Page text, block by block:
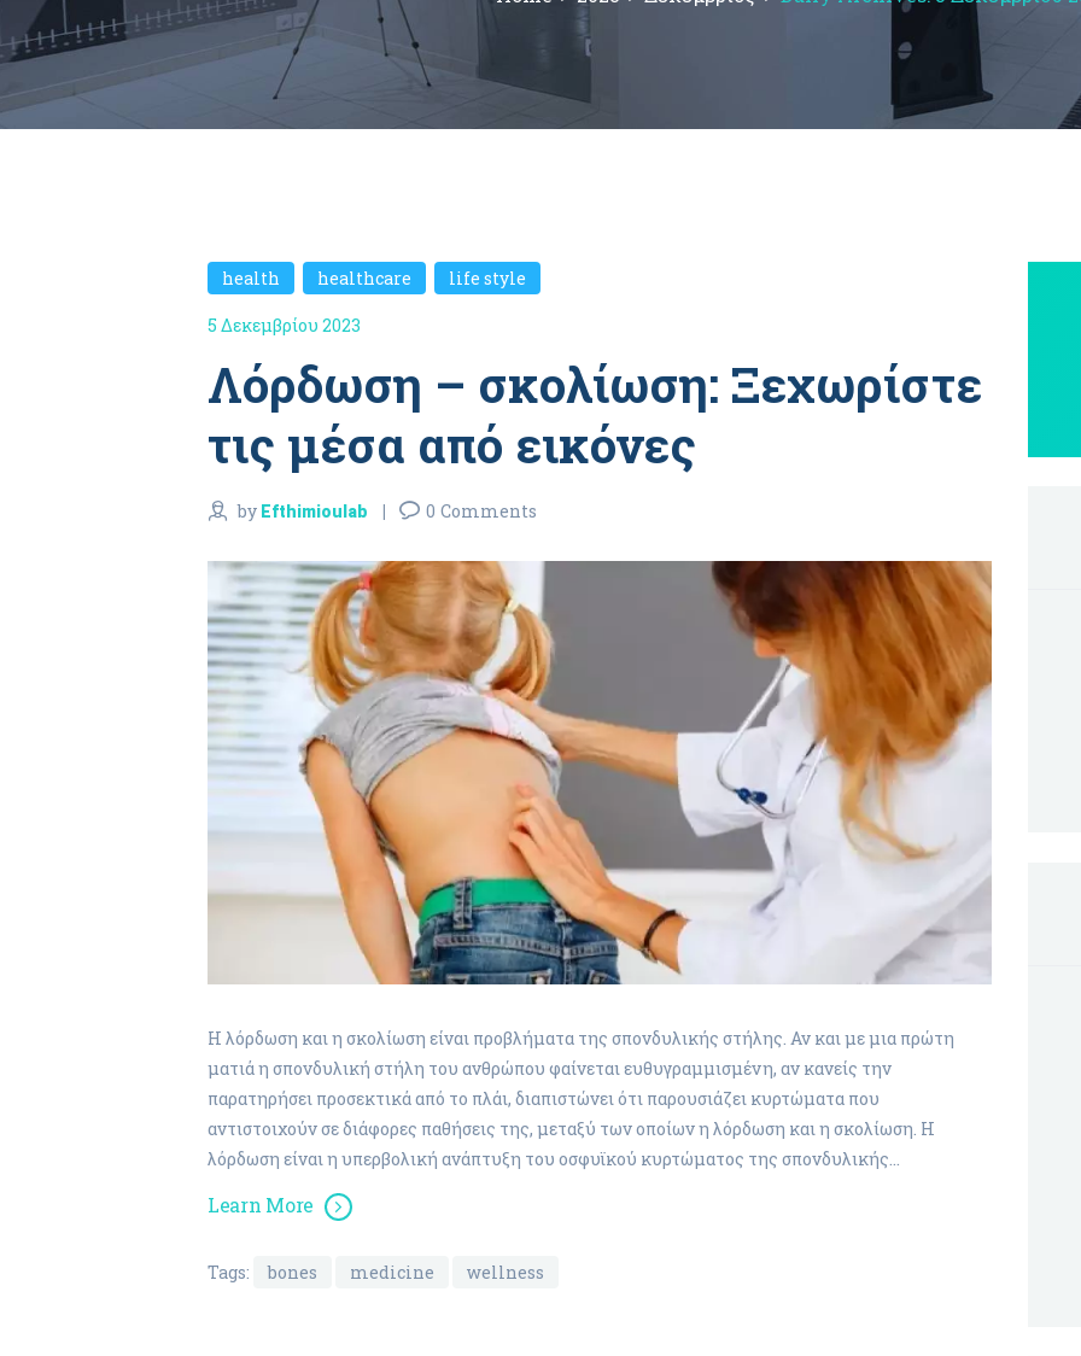
health healthcare life style
5 Δεκεμβρίου 2023
Λόρδωση – σκολίωση: Ξεχωρίστε
τις μέσα από εικόνες
by Efthimioulab 0 Comments
Η λόρδωση και η σκολίωση είναι προβλήματα της σπονδυλικής στήλης. Αν και με μια πρώτη
ματιά η σπονδυλική στήλη του ανθρώπου φαίνεται ευθυγραμμισμένη, αν κανείς την
παρατηρήσει προσεκτικά από το πλάι, διαπιστώνει ότι παρουσιάζει κυρτώματα που
αντιστοιχούν σε διάφορες παθήσεις της, μεταξύ των οποίων η λόρδωση και η σκολίωση. Η
λόρδωση είναι η υπερβολική ανάπτυξη του οσφυϊκού κυρτώματος της σπονδυλικής…
Learn More
Tags: bones medicine wellness